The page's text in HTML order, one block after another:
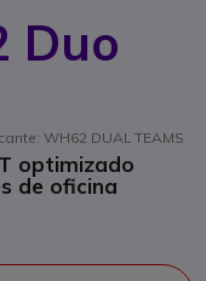
Duo
WH62 DUAL TEAMS
optimizado
de oficina